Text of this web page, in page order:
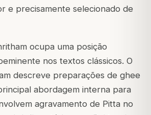
e precisamente selecionado de
ocupa uma posição
nos textos clássicos. O
descreve preparações de ghee
abordagem interna para
agravamento de Pitta no